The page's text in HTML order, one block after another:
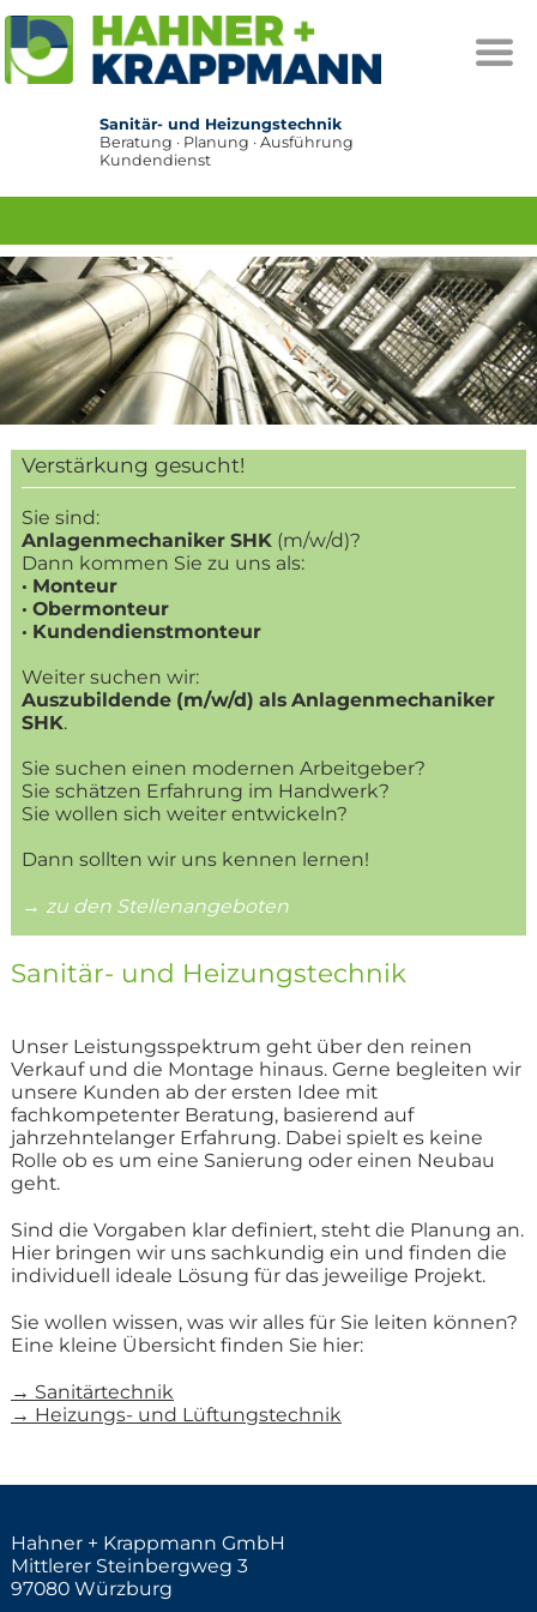
Sanitär- und Heizungstechnik
Beratung · Planung · Ausführung
Kundendienst
Verstärkung gesucht!
Sie sind:
Anlagenmechaniker SHK(m/w/d)?
Dann kommen Sie zu uns als:
· Monteur
· Obermonteur
· Kundendienstmonteur
Weiter suchen wir:
Auszubildende (m/w/d) als Anlagenmechaniker
SHK.
Sie suchen einen modernen Arbeitgeber?
Sie schätzen Erfahrung im Handwerk?
Sie wollen sich weiter entwickeln?
Dann sollten wir uns kennen lernen!
→ zu den Stellenangeboten
Sanitär- und Heizungstechnik
Unser Leistungsspektrum geht über den reinen
Verkauf und die Montage hinaus. Gerne begleiten wir
unsere Kunden ab der ersten Idee mit
fachkompetenter Beratung, basierend auf
jahrzehntelanger Erfahrung. Dabei spielt es keine
Rolle ob es um eine Sanierung oder einen Neubau
geht.
Sind die Vorgaben klar definiert, steht die Planung an.
Hier bringen wir uns sachkundig ein und finden die
individuell ideale Lösung für das jeweilige Projekt.
Sie wollen wissen, was wir alles für Sie leiten können?
Eine kleine Übersicht finden Sie hier:
→ Sanitärtechnik
→ Heizungs- und Lüftungstechnik
Hahner + Krappmann GmbH
Mittlerer Steinbergweg 3
97080 Würzburg